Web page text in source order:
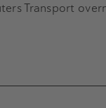
Transport